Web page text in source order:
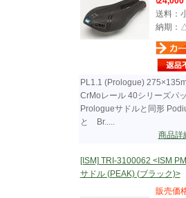
送料：
納期：
PL1.1 (Prologue)
CrMoレール 40シリーズパ
Prologueサドルと同形
と Br.....
商品
[ISM] TRI-3100062 <ISM
サドル (PEAK) (ブラック)>
販売価